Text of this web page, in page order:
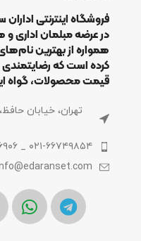
فروشگاه اینترنتی
در عرضه مبلمان اداری و
همواره از بهترین
کرده است که
قیمت محصولات، گواه
تهران، خیابان حافظ،
۰۲۱-۶۶۷۴۹۸۵۴ _ ۰۲۱-۶۶۷۳۶۹۰۶ _ ۰۹۱۲-۱۹۵۰۹۹۲